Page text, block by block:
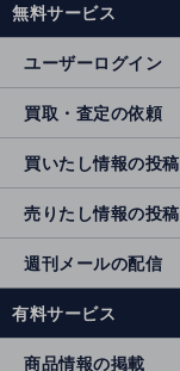
無料サービス
ユーザーログイン
買取・査定の依頼
買いたし情報の投稿
売りたし情報の投稿
週刊メールの配信
有料サービス
商品情報の掲載